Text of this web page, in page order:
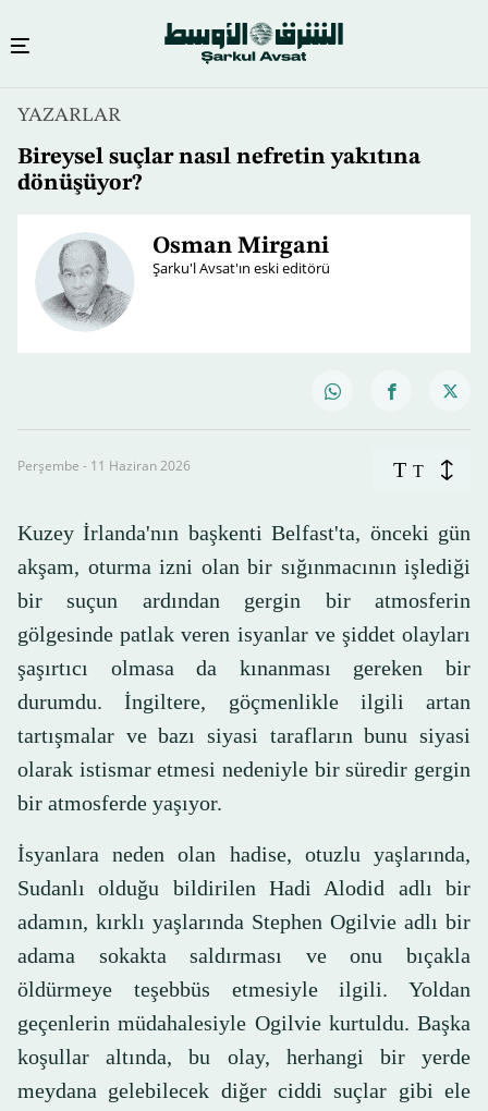
YAZARLAR
Bireysel suçlar nasıl nefretin yakıtına
dönüşüyor?
Osman Mirgani
Şarku'l Avsat'ın eski editörü
Perşembe - 11 Haziran 2026 T T
Kuzey İrlanda'nın başkenti Belfast'ta, önceki gün
akşam, oturma izni olan bir sığınmacının işlediği
bir suçun ardından gergin bir atmosferin
gölgesinde patlak veren isyanlar ve şiddet olayları
şaşırtıcı olmasa da kınanması gereken bir
durumdu. İngiltere, göçmenlikle ilgili artan
tartışmalar ve bazı siyasi tarafların bunu siyasi
olarak istismar etmesi nedeniyle bir süredir gergin
bir atmosferde yaşıyor.
İsyanlara neden olan hadise, otuzlu yaşlarında,
Sudanlı olduğu bildirilen Hadi Alodid adlı bir
adamın, kırklı yaşlarında Stephen Ogilvie adlı bir
adama sokakta saldırması ve onu bıçakla
öldürmeye teşebbüs etmesiyle ilgili. Yoldan
geçenlerin müdahalesiyle Ogilvie kurtuldu. Başka
koşullar altında, bu olay, herhangi bir yerde
meydana gelebilecek diğer ciddi suçlar gibi ele